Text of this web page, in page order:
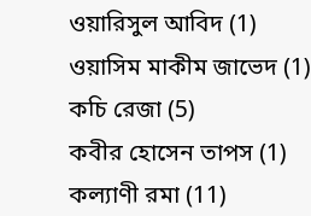
ওয়ারিসুল আবিদ (1)
ওয়াসিম মাকীম জাভেদ (1)
কচি রেজা (5)
কবীর হোসেন তাপস (1)
কল্যাণী রমা (11)